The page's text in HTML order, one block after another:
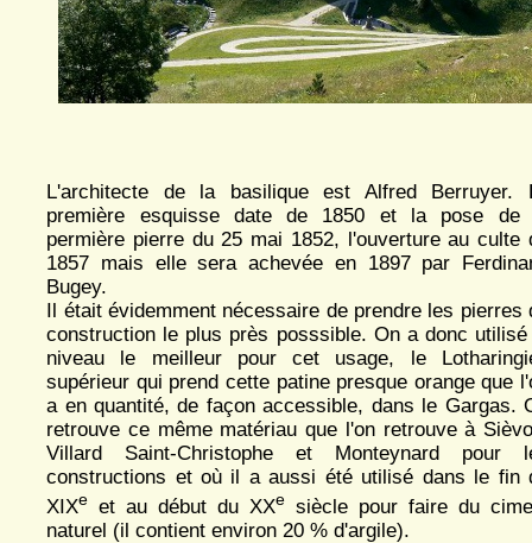
L'architecte de la basilique est Alfred Berruyer.
première esquisse date de 1850 et la pose de
permière pierre du 25 mai 1852, l'ouverture au culte
1857 mais elle sera achevée en 1897 par
Bugey.
Il était évidemment nécessaire de prendre les pierres
construction le plus près posssible. On a donc utilisé
niveau le meilleur pour cet usage, le
supérieur qui prend cette patine presque orange que
a en quantité, de façon accessible, dans le Gargas.
retrouve ce même matériau que l'on retrouve à
Villard Saint-Christophe et Monteynard pour
constructions et où il a aussi été utilisé dans le fin
XIXe et au début du XXe siècle pour faire du
naturel (il contient environ 20 % d'argile).